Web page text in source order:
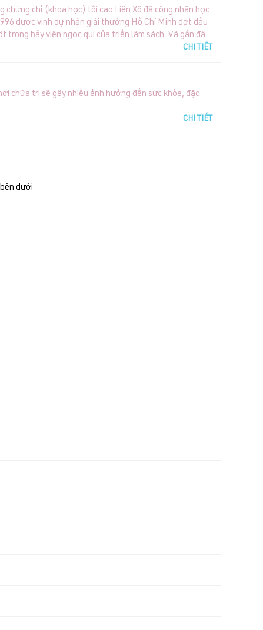
chỉ (khoa học) tối cao Liên Xô đã công nhận học
được vinh dự nhận giải thưởng Hồ Chí Minh đợt đầu
bảy viên ngọc quí của triển lãm sách. Và gần đây
– sách NCT&VTVN do NXB Y học tái bản năm 2006
CHI TIẾT
chữa trị sẽ gây nhiều ảnh hưởng đến sức khỏe, đặc
CHI TIẾT
dưới